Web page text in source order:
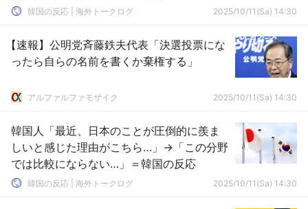
韓国の反応 | 海外トークログ 2025/10/11(Sa) 14:30
【速報】公明党斉藤鉄夫代表「決選投票にな
ったら自らの名前を書くか棄権する」
アルファルファモザイク 2025/10/11(Sa) 14:30
韓国人「最近、日本のことが圧倒的に羨ま
しいと感じた理由がこちら…」→「この分野
では比較にならない…」＝韓国の反応
韓国の反応 | 海外トークログ 2025/10/11(Sa) 14:30